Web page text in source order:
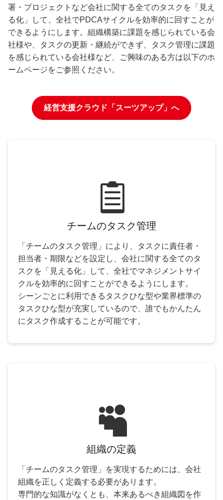
署・プロジェクトなど会社に関する全てのタスクを「見え
る化」して、全社でPDCAサイクルを効率的に回すことが
できるようにします。組織構築に課題を感じられている会
社様や、タスクの更新・継続ができず、タスク管理に課題
を感じられている会社様など、ご興味のある方は以下のホ
ームページをご参照ください。
経営支援クラウド「スーツアップ」へ
チームのタスク管理
「チームのタスク管理」により、タスクに責任者・
担当者・期限などを設定し、会社に関する全てのタ
スクを「見える化」して、全社でマネジメントサイ
クルを効率的に回すことができるようにします。
シーンごとに利用できるタスクひな型や業界標準の
タスクひな型が充実しているので、誰でもかんたん
にタスク作成することが可能です。
組織の定義
「チームのタスク管理」を実現するためには、会社
組織を正しく定義する必要があります。
専門的な知識がなくとも、本来あるべき組織図を作